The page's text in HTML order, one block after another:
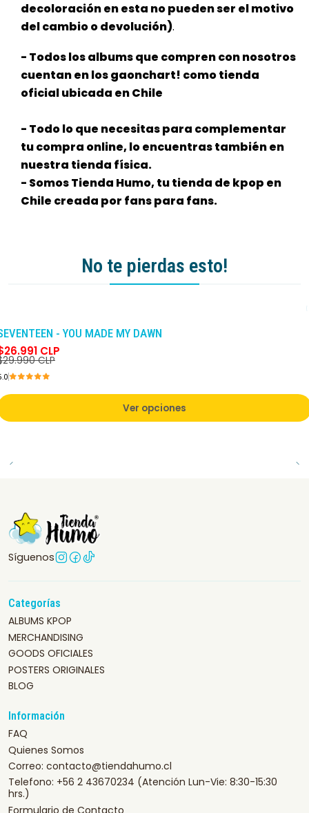
decoloración en esta no pueden ser elmotivo
del cambio o devolución).
- Todos los albums que compren con nosotros
cuentan en los gaonchart! como tienda
oficial ubicada en Chile
- Todo lo que necesitas para complementar
tu compra online, lo encuentras también en
nuestra tienda física.
- Somos Tienda Humo, tu tienda de kpop en
Chile creada por fans para fans.
No te pierdas esto!
- YOU MADE MY DAWN
CLP
CLP
Ver opciones
Síguenos
Categorías
ALBUMS KPOP
MERCHANDISING
GOODS OFICIALES
POSTERS ORIGINALES
BLOG
Información
FAQ
Quienes Somos
Correo: contacto@tiendahumo.cl
Telefono: +56 2 43670234 (Atención Lun-Vie: 8:30-15:30
hrs.)
Formulario de Contacto